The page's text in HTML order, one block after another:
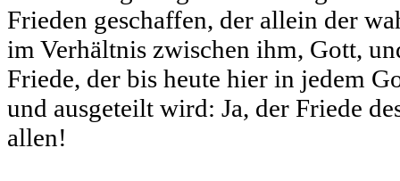
Frieden geschaffen, der allein der
im Verhältnis zwischen ihm, Gott,
Friede, der bis heute hier in jedem
und ausgeteilt wird: Ja, der Friede
allen!